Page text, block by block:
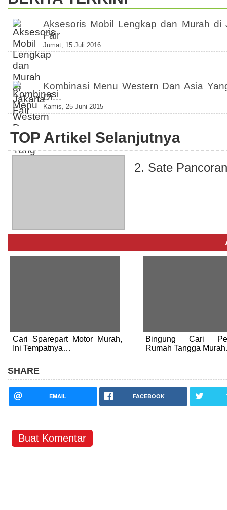
Aksesoris Mobil Lengkap dan Murah di
Fair
Jumat, 15 Juli 2016
Kombinasi Menu Western Dan Asia
Di…
Kamis, 25 Juni 2015
TOP Artikel Selanjutnya
2. Sate Pancoran
Cari Sparepart Motor Murah,
Ini Tempatnya…
Bingung Cari
Rumah Tangga
SHARE
EMAIL FACEBOOK
Buat Komentar